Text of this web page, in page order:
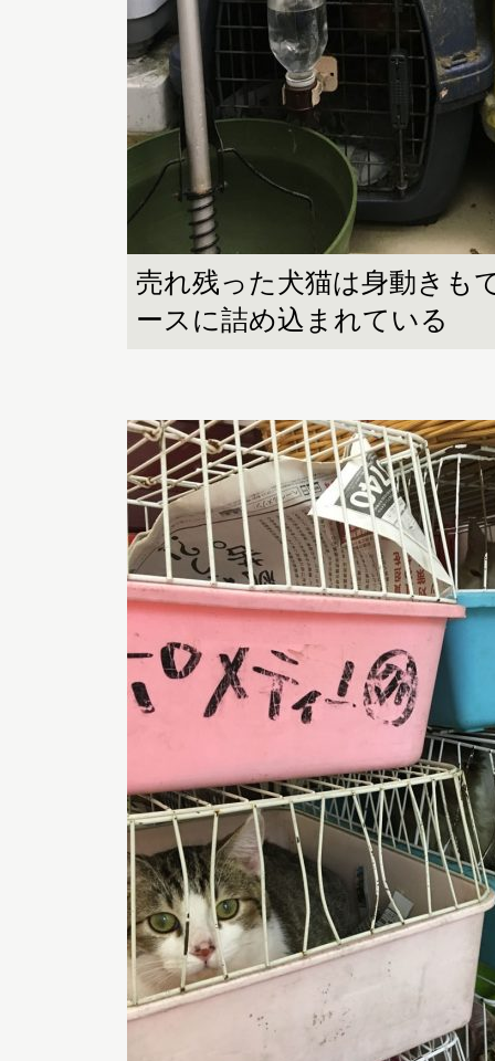
売れ残った犬猫は身動きも
ースに詰め込まれている